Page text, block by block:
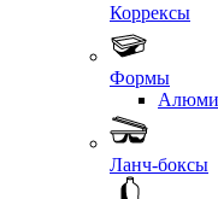
Коррексы
Формы
Ланч-боксы